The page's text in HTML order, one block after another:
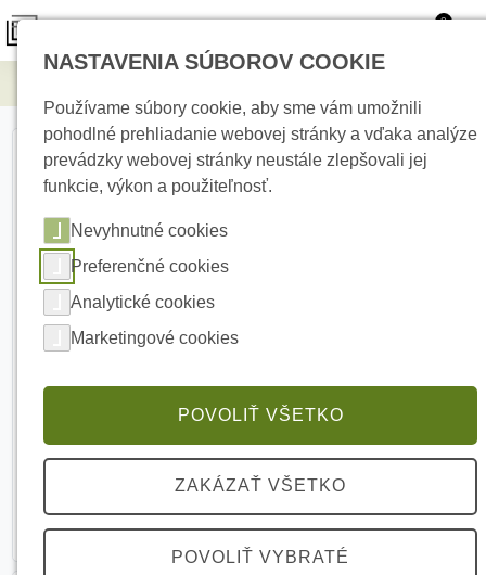
0
NASTAVENIA SÚBOROV COOKIE
Používame súbory cookie, aby sme vám umožnili
pohodlné prehliadanie webovej stránky a vďaka analýze
prevádzky webovej stránky neustále zlepšovali jej
funkcie, výkon a použiteľnosť.
Nevyhnutné cookies
Preferenčné cookies
Analytické cookies
Marketingové cookies
POVOLIŤ VŠETKO
ZAKÁZAŤ VŠETKO
POVOLIŤ VYBRATÉ